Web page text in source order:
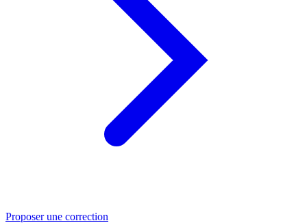
Proposer une correction